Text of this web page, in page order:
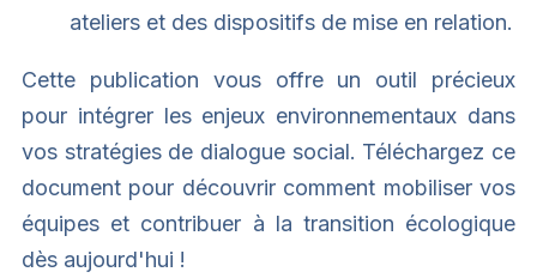
ateliers et des dispositifs de mise en relation.
Cette publication vous offre un outil précieux
pour intégrer les enjeux environnementaux dans
vos stratégies de dialogue social. Téléchargez ce
document pour découvrir comment mobiliser vos
équipes et contribuer à la transition écologique
dès aujourd'hui !